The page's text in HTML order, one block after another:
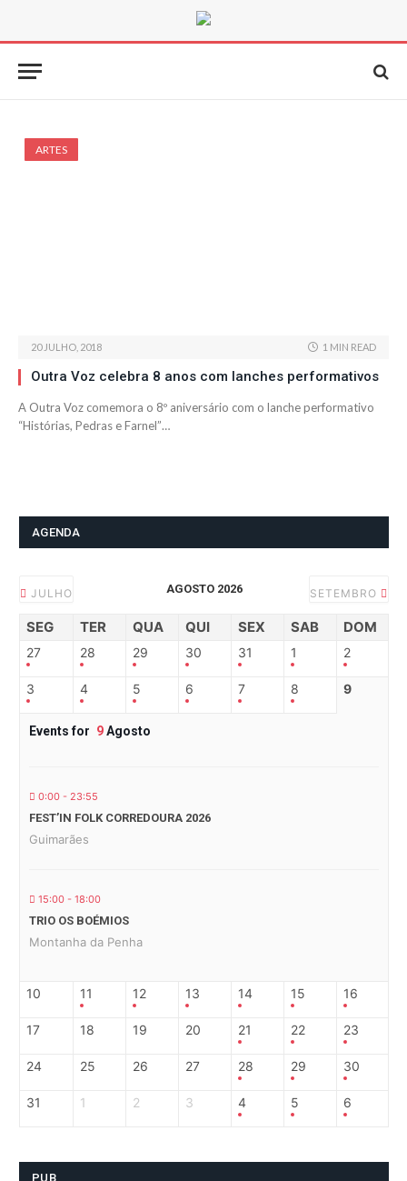
ARTES
20 JULHO, 2018 1 MIN READ
Outra Voz celebra 8 anos com lanches performativos
A Outra Voz comemora o 8º aniversário com o lanche performativo
“Histórias, Pedras e Farnel”…
AGENDA
JULHO AGOSTO 2026 SETEMBRO
SEG TER QUA QUI SEX SAB DOM
27 28 29 30 31 1 2
3 4 5 6 7 8 9
Events for 9Agosto
0:00 - 23:55
FEST’IN FOLK CORREDOURA 2026
Guimarães
15:00 - 18:00
TRIO OS BOÉMIOS
Montanha da Penha
10 11 12 13 14 15 16
17 18 19 20 21 22 23
24 25 26 27 28 29 30
31 1 2 3 4 5 6
PUB